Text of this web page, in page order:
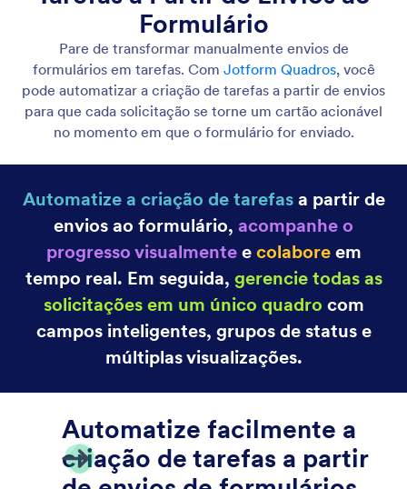
Converta Envios em Documentos em PDF
Converta envios em documentos em PDF
facilmente. Gere PDFs para um ou mais envios ao
seu formulário.